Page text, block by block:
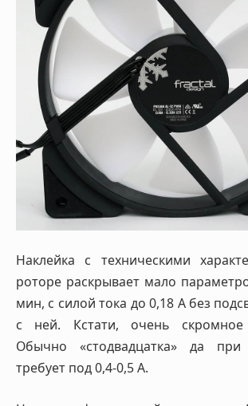
Наклейка с техническими
роторе раскрывает мало
мин, с силой тока до 0,18 А без
с ней. Кстати, очень скромное
Обычно «стодвадцатка» да
требует под 0,4-0,5 А.